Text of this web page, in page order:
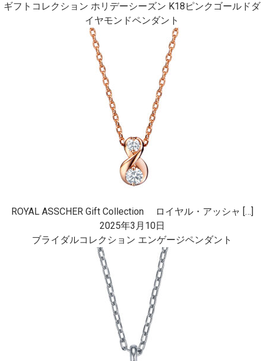
ギフトコレクション ホリデーシーズン K18ピンクゴールドダ
イヤモンドペンダント
ROYAL ASSCHER Gift Collection ロイヤル・アッシャ […]
2025年3月10日
ブライダルコレクション エンゲージペンダント